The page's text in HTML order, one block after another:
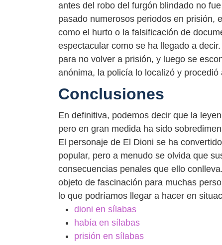
antes del robo del furgón blindado no
pasado numerosos periodos en prisión,
como el hurto o la falsificación de
espectacular como se ha llegado a
para no volver a prisión, y luego se
anónima, la policía lo localizó y procedió
Conclusiones
En definitiva, podemos decir que la
pero en gran medida ha sido
El personaje de El Dioni se ha
popular, pero a menudo se olvida que
consecuencias penales que ello
objeto de fascinación para muchas
lo que podríamos llegar a hacer en
dioni en sílabas
había en sílabas
prisión en sílabas